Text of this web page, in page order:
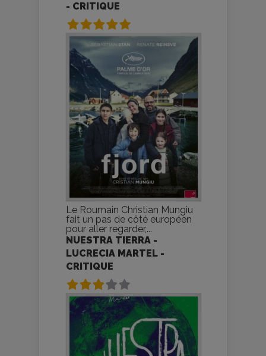
- CRITIQUE
Le Roumain Christian Mungiu
fait un pas de côté européen
pour aller regarder,...
NUESTRA TIERRA -
LUCRECIA MARTEL -
CRITIQUE